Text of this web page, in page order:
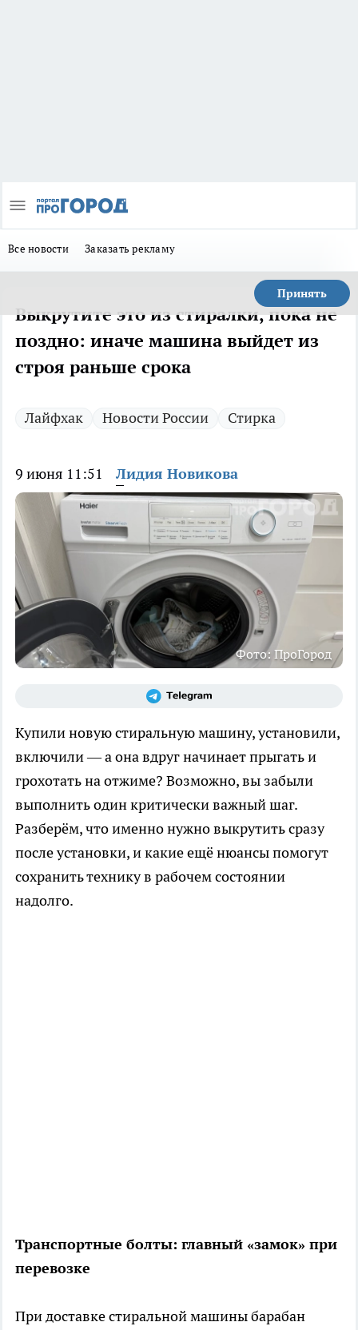
Все новости Заказать рекламу
Принять
Выкрутите это из стиралки, пока не
поздно: иначе машина выйдет из
строя раньше срока
Лайфхак Новости России Стирка
9 июня 11:51 Лидия Новикова
Фото: ПроГород
Купили новую стиральную машину, установили,
включили — а она вдруг начинает прыгать и
грохотать на отжиме? Возможно, вы забыли
выполнить один критически важный шаг.
Разберём, что именно нужно выкрутить сразу
после установки, и какие ещё нюансы помогут
сохранить технику в рабочем состоянии
надолго.
Транспортные болты: главный «замок» при
перевозке
При доставке стиральной машины барабан